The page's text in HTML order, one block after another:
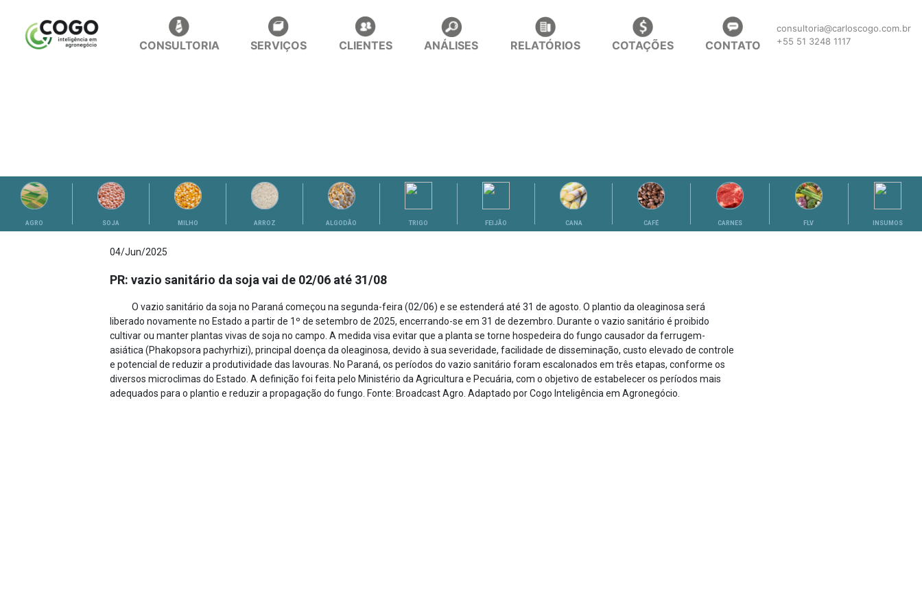
CONSULTORIA SERVIÇOS CLIENTES ANÁLISES RELATÓRIOS COTAÇÕES CONTATO
consultoria@carloscogo.com.br
+55 51 3248 1117
AGRO SOJA MILHO ARROZ ALGODÃO TRIGO FEIJÃO CANA CAFÉ CARNES FLV INSUMOS
04/Jun/2025
PR: vazio sanitário da soja vai de 02/06 até 31/08
O vazio sanitário da soja no Paraná começou na segunda-feira (02/06) e se estenderá até 31 de agosto. O plantio da oleaginosa será
liberado novamente no Estado a partir de 1º de setembro de 2025, encerrando-se em 31 de dezembro. Durante o vazio sanitário é proibido
cultivar ou manter plantas vivas de soja no campo. A medida visa evitar que a planta se torne hospedeira do fungo causador da ferrugem-
asiática (Phakopsora pachyrhizi), principal doença da oleaginosa, devido à sua severidade, facilidade de disseminação, custo elevado de controle
e potencial de reduzir a produtividade das lavouras. No Paraná, os períodos do vazio sanitário foram escalonados em três etapas, conforme os
diversos microclimas do Estado. A definição foi feita pelo Ministério da Agricultura e Pecuária, com o objetivo de estabelecer os períodos mais
adequados para o plantio e reduzir a propagação do fungo. Fonte: Broadcast Agro. Adaptado por Cogo Inteligência em Agronegócio.